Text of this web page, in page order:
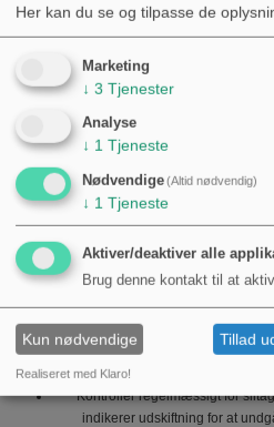
Kompatibilitet og
Passer til udvendige Torx-skruer
Anvendes typisk ved arbejde på
Velegnet til mekanikere og
værkstedsudstyr, når manuel
Håndtering og
Undgå brug med slag- eller
klassificeret til
Hold overfladen fri for snavs og
længerevarende opbevaring kan
Kontroller regelmæssigt for
indikerer udskiftning for at
Her kan du se og tilpasse de
Marketing
↓ 3 Tjenester
Analyse
↓ 1 Tjeneste
Nødvendige(Altid nødvendig)
↓ 1 Tjeneste
Aktiver/deaktiver alle
Brug denne kontakt til at
Kun nødvendige Tillad
Realiseret med Klaro!